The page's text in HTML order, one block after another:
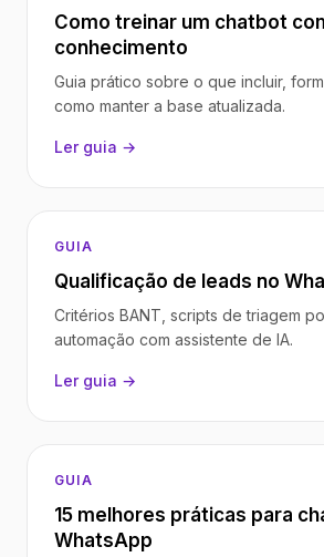
Como treinar um chatbot
conhecimento
Guia prático sobre o que incluir,
como manter a base atualizada.
Ler guia →
GUIA
Qualificação de leads no
Critérios BANT, scripts de triagem
automação com assistente de IA.
Ler guia →
GUIA
15 melhores práticas para
WhatsApp